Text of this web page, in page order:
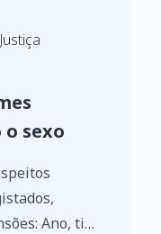
sexo
Ano, tipo